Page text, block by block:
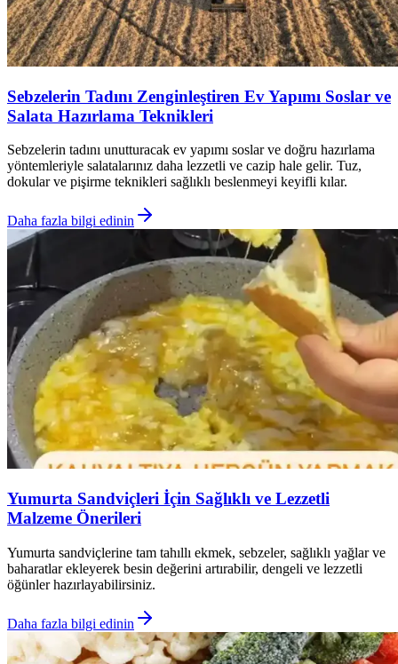
Sebzelerin Tadını Zenginleştiren Ev Yapımı Soslar ve
Salata Hazırlama Teknikleri
Sebzelerin tadını unutturacak ev yapımı soslar ve doğru hazırlama
yöntemleriyle salatalarınız daha lezzetli ve cazip hale gelir. Tuz,
dokular ve pişirme teknikleri sağlıklı beslenmeyi keyifli kılar.
Daha fazla bilgi edinin
Yumurta Sandviçleri İçin Sağlıklı ve Lezzetli
Malzeme Önerileri
Yumurta sandviçlerine tam tahıllı ekmek, sebzeler, sağlıklı yağlar ve
baharatlar ekleyerek besin değerini artırabilir, dengeli ve lezzetli
öğünler hazırlayabilirsiniz.
Daha fazla bilgi edinin